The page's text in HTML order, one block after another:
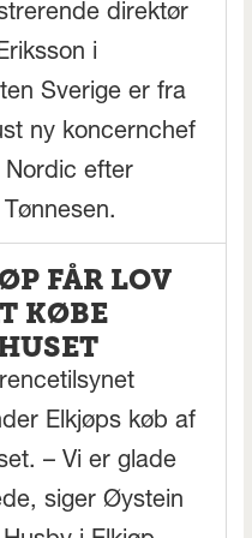
direktør
i
Sverige er fra
ny koncernchef
Nordic efter
FÅR LOV
KØBE
Elkjøps køb af
– Vi er glade
siger Øystein